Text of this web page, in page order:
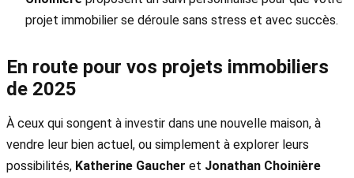
projet immobilier se déroule sans stress et avec succès.
En route pour vos projets immobiliers
de 2025
À ceux qui songent à investir dans une nouvelle maison, à
vendre leur bien actuel, ou simplement à explorer leurs
possibilités, Katherine Gaucher et Jonathan Choinière